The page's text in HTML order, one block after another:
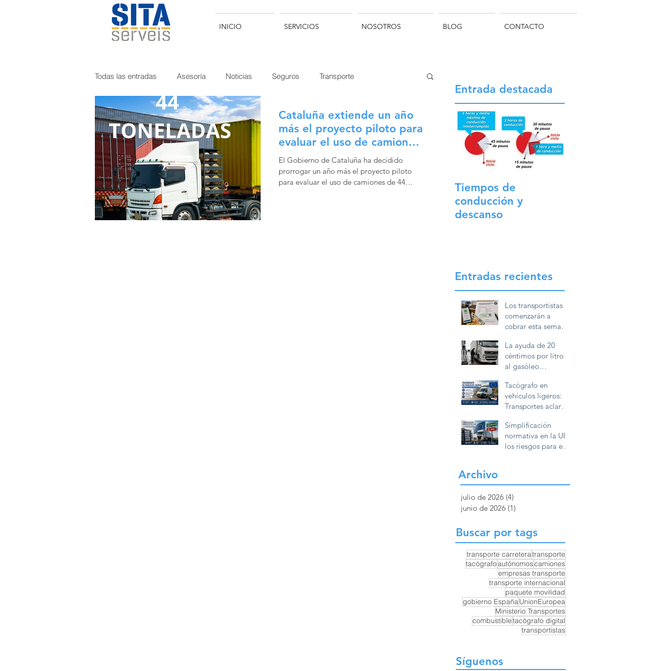
INICIO SERVICIOS NOSOTROS BLOG CONTACTO
Todas las entradas Asesoría Noticias Seguros Transporte
Curiosidades Tacógrafo
Cataluña extiende un año
más el proyecto piloto para
evaluar el uso de camiones
de 44 toneladas
El Gobierno de Cataluña ha decidido
prorrogar un año más el proyecto piloto
para evaluar el uso de camiones de 44
Entrada destacada
Tiempos de
conducción y
descanso
Entradas recientes
Los transportistas
comenzarán a
cobrar esta semana
céntimos por litro
de gasóleo
profesional
La ayuda de 20
céntimos por litro
al gasóleo
conservar la
documentación
durante diez años
Tacógrafo en
vehículos ligeros:
Transportes aclara
utilizarlo las
furgonetas en
Europa
Simplificación
normativa en la UE:
los riesgos para el
Europa
Archivo
julio de 2026 (4)
junio de 2026 (1)
Buscar por tags
transporte carreteratransporte
tacógrafoautónomoscamiones
empresas transporte
transporte internacional
paquete movilidad
gobierno EspañaUnionEuropea
Ministerio Transportes
combustibletacógrafo digital
transportistas
Síguenos